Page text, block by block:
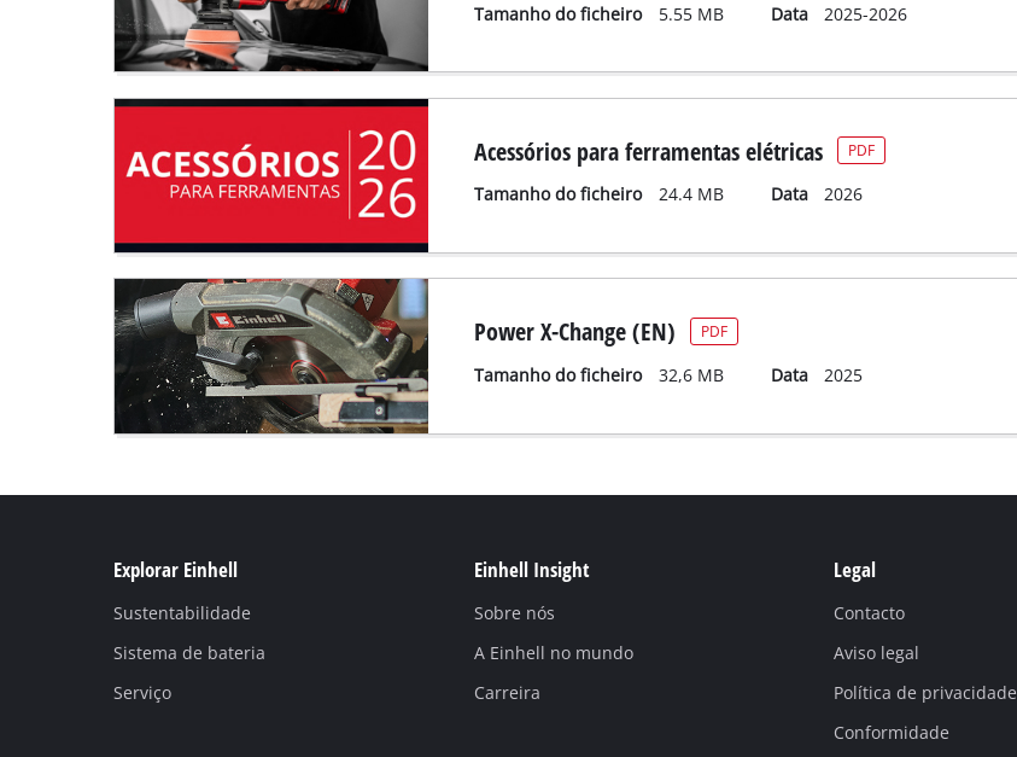
Tamanho do ficheiro 5.55 MB Data 2025-2026
Acessórios para ferramentas elétricas PDF
Tamanho do ficheiro 24.4 MB Data 2026
Power X-Change (EN) PDF
Tamanho do ficheiro 32,6 MB Data 2025
Explorar Einhell
Sustentabilidade
Sistema de bateria
Serviço
Einhell Insight
Sobre nós
A Einhell no mundo
Carreira
Legal
Contacto
Aviso legal
Política de privacidade
Conformidade